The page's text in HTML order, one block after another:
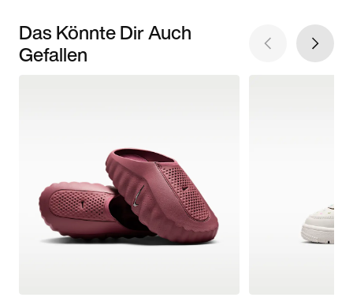
Das Könnte Dir Auch
Gefallen